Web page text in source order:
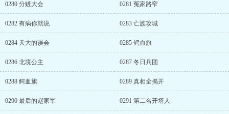
0280 分赃大会 0281 冤家路窄
0282 有病你就说 0283 亡族攻城
0284 天大的误会 0285 鳄血旗
0286 北境公主 0287 冬日兵团
0288 鳄血旗 0289 真相全揭开
0290 最后的赵家军 0291 第二名开塔人